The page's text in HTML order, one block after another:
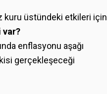
kuru üstündeki etkileri için
var?
enflasyonu aşağı
gerçekleşeceği